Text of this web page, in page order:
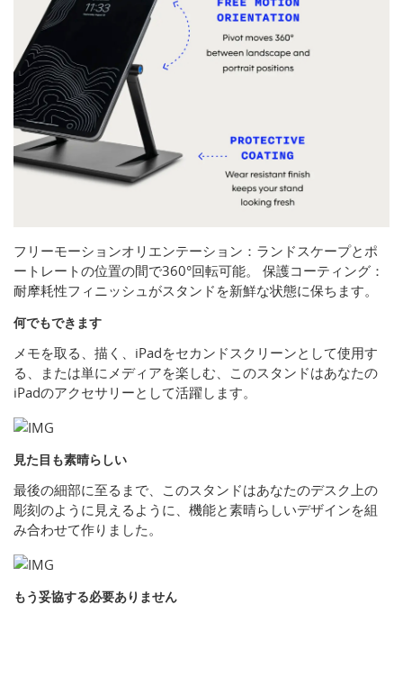
フリーモーションオリエンテーション：ランドスケープとポ
ートレートの位置の間で360°回転可能。 保護コーティング：
耐摩耗性フィニッシュがスタンドを新鮮な状態に保ちます。
何でもできます
メモを取る、描く、iPadをセカンドスクリーンとして使用す
る、または単にメディアを楽しむ、このスタンドはあなたの
iPadのアクセサリーとして活躍します。
見た目も素晴らしい
最後の細部に至るまで、このスタンドはあなたのデスク上の
彫刻のように見えるように、機能と素晴らしいデザインを組
み合わせて作りました。
もう妥協する必要ありません